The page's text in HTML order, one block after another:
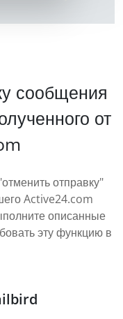
сообщения
от
отправку"
Active24.com
описанные
эту функцию в